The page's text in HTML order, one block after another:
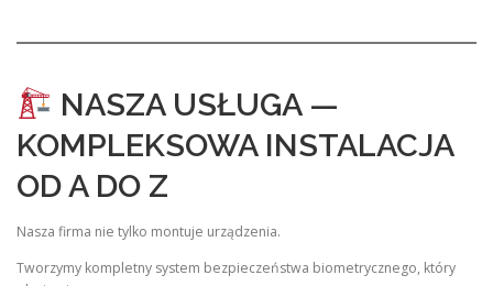
NASZA USŁUGA —
KOMPLEKSOWA INSTALACJA
OD A DO Z
Nasza firma nie tylko montuje urządzenia.
Tworzymy kompletny system bezpieczeństwa biometrycznego, który